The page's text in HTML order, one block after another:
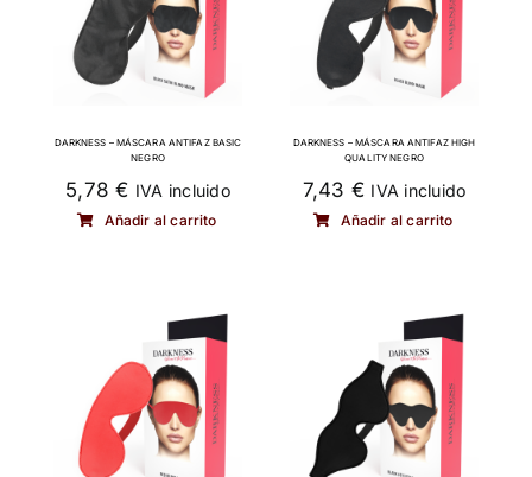
DARKNESS – MÁSCARA ANTIFAZ BASIC
NEGRO
5,78€ IVA incluido
Añadir al carrito
DARKNESS – MÁSCARA ANTIFAZ HIGH
QUALITY NEGRO
7,43 € IVA incluido
Añadir al carrito